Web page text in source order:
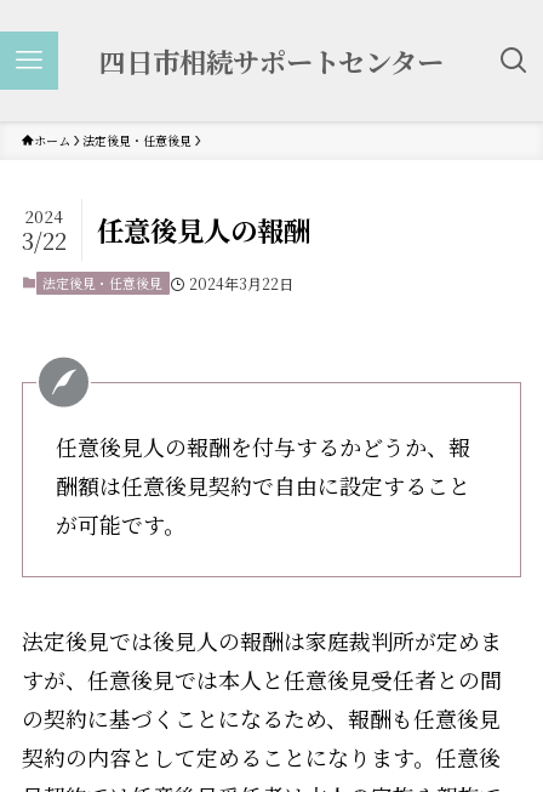
四日市相続サポートセンター
ホーム 法定後見・任意後見
任意後見人の報酬
2024
3/22
法定後見・任意後見 2024年3月22日
任意後見人の報酬を付与するかどうか、報
酬額は任意後見契約で自由に設定すること
が可能です。
法定後見では後見人の報酬は家庭裁判所が定めま
すが、任意後見では本人と任意後見受任者との間
の契約に基づくことになるため、報酬も任意後見
契約の内容として定めることになります。任意後